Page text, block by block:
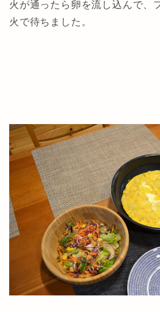
火が通ったら卵を流し込んで、
火で待ちました。